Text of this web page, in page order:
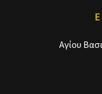
Αγίου